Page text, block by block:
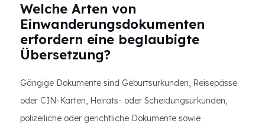
Welche Arten von
Einwanderungsdokumenten
erfordern eine beglaubigte
Übersetzung?
Gängige Dokumente sind Geburtsurkunden, Reisepässe
oder CIN-Karten, Heirats- oder Scheidungsurkunden,
polizeiliche oder gerichtliche Dokumente sowie